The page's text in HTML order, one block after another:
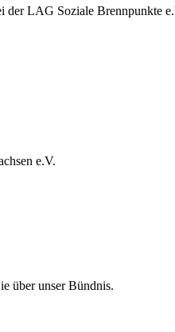
der LAG Soziale Brennpunkte
e.V.
über unser Bündnis.